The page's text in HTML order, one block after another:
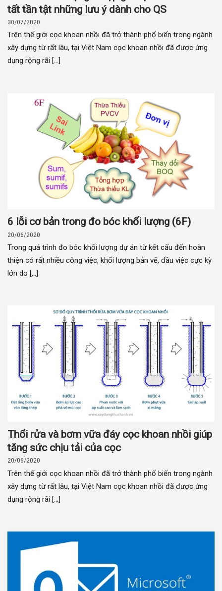
tất tần tật những lưu ý dành cho QS
30/07/2020
Trên thế giới cọc khoan nhồi đã trở thành phổ biến trong ngành
xây dựng từ rất lâu, tại Việt Nam cọc khoan nhồi đã được ứng
dụng rộng rãi [...]
6 lỗi cơ bản trong đo bóc khối lượng (6F)
20/06/2020
Trong quá trình đo bóc khối lượng dự án từ kết cấu đến hoàn
thiện có rất nhiều công việc, khối lượng bản vẽ, đầu việc cực kỳ
lớn do [...]
Thổi rửa và bơm vữa đáy cọc khoan nhồi giúp
tăng sức chịu tải của cọc
20/06/2020
Trên thế giới cọc khoan nhồi đã trở thành phổ biến trong ngành
xây dựng từ rất lâu, tại Việt Nam cọc khoan nhồi đã được ứng
dụng rộng rãi [...]